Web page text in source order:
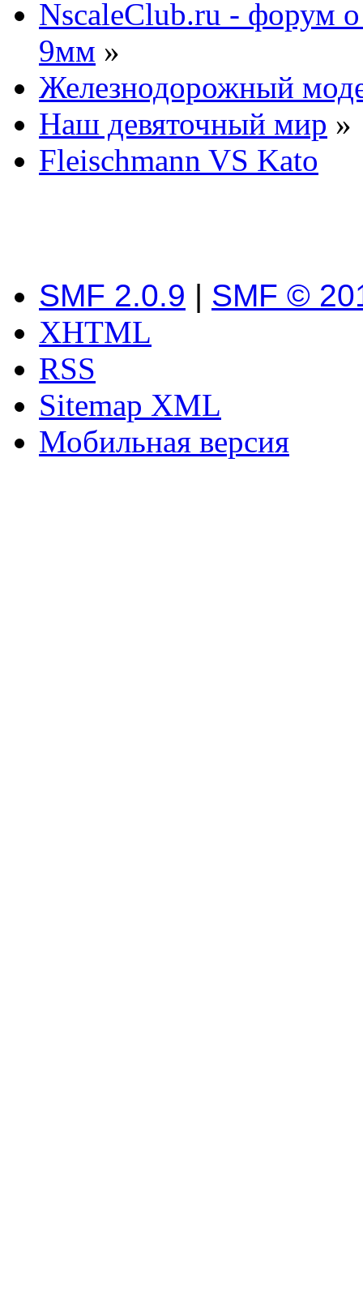
NscaleClub.ru - форум
9мм »
Железнодорожный
Наш девяточный мир »
Fleischmann VS Kato
SMF 2.0.9 | SMF ©
XHTML
RSS
Sitemap XML
Мобильная версия